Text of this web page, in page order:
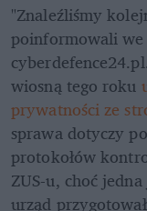
"Znaleźliśmy
poinformowali
wiosną tego roku
prywatności ze
sprawa dotyczy
protokołów
ZUS-u, choć
urząd